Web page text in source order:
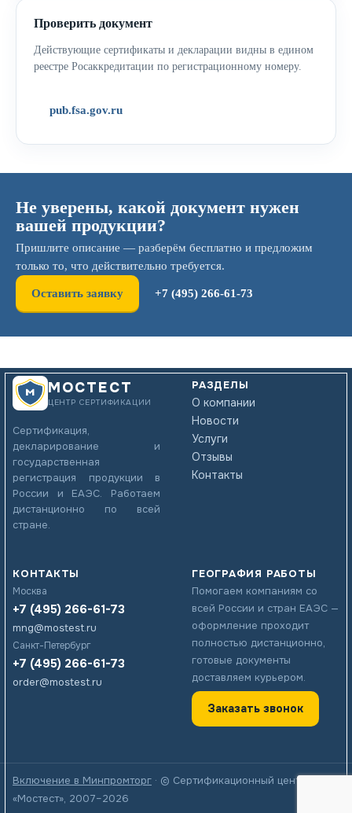
Проверить документ
Действующие сертификаты и декларации видны в едином
реестре Росаккредитации по регистрационному номеру.
pub.fsa.gov.ru
Не уверены, какой документ нужен
вашей продукции?
Пришлите описание — разберём бесплатно и предложим
только то, что действительно требуется.
Оставить заявку +7 (495) 266-61-73
МОСТЕСТ
ЦЕНТР СЕРТИФИКАЦИИ
Сертификация,
декларирование и
государственная
регистрация продукции в
России и ЕАЭС. Работаем
дистанционно по всей
стране.
РАЗДЕЛЫ
О компании
Новости
Услуги
Отзывы
Контакты
КОНТАКТЫ
Москва
+7 (495) 266-61-73
mng@mostest.ru
Санкт-Петербург
+7 (495) 266-61-73
order@mostest.ru
ГЕОГРАФИЯ РАБОТЫ
Помогаем компаниям со
всей России и стран ЕАЭС —
оформление проходит
полностью дистанционно,
готовые документы
доставляем курьером.
Заказать звонок
Включение в Минпромторг · © Сертификационный центр
«Мостест», 2007–2026